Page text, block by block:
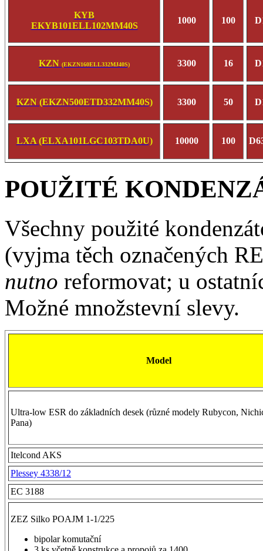
KYB
EKYB101ELL102MM40S
1000 100
KZN (EKZN160ELL332MJ40S) 3300 16
KZN (EKZN500ETD332MM40S) 3300 50
LXA (ELXA101LGC103TDA0U) 10000 100
POUŽITÉ
Všechny použité
(vyjma těch označených
nutno reformovat; u
Možné množstevní slevy.
Model
Ultra-low ESR do základních desek (různé modely Rubycon,
Pana)
Itelcond AKS
Plessey 4338/12
EC 3188
ZEZ Silko POAJM 1-1/225
bipolar komutační